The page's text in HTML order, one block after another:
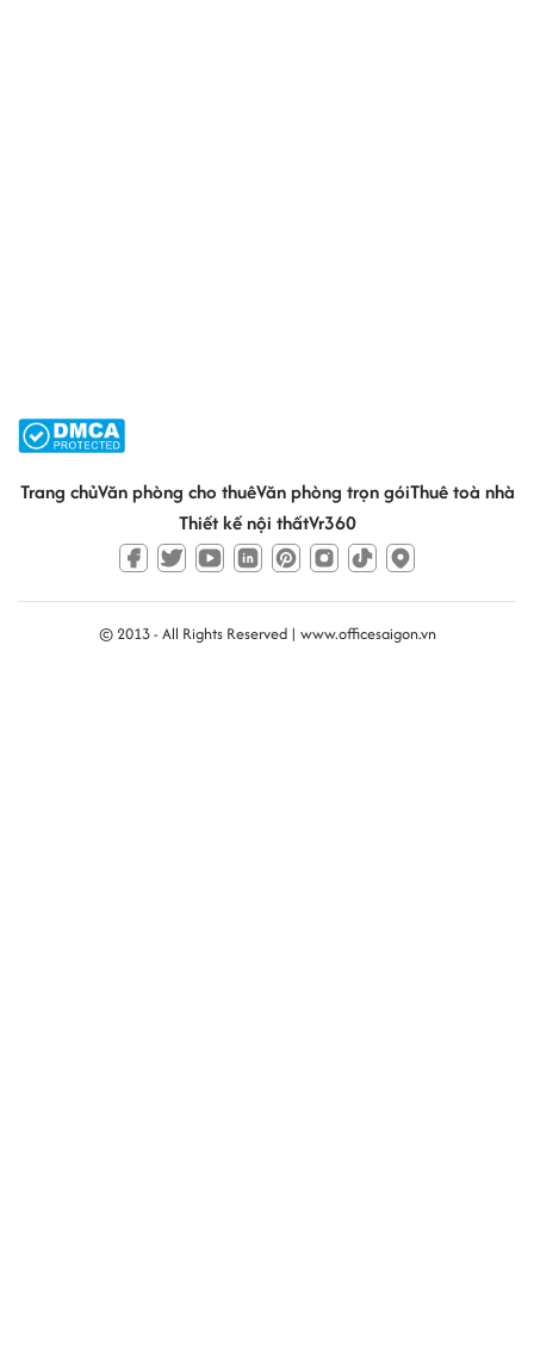
Trang chủVăn phòng cho thuêVăn phòng trọn góiThuê toà nhà
Thiết kế nội thấtVr360
© 2013 - All Rights Reserved | www.officesaigon.vn